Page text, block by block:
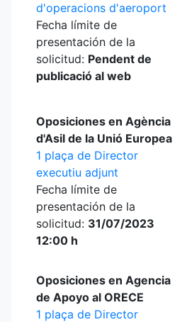
d'operacions d'aeroport
Fecha límite de
presentación de la
solicitud: Pendent de
publicació al web
Oposiciones en Agència
d'Asil de la Unió Europea
1 plaça de Director
executiu adjunt
Fecha límite de
presentación de la
solicitud: 31/07/2023
12:00 h
Oposiciones en Agencia
de Apoyo al ORECE
1 plaça de Director